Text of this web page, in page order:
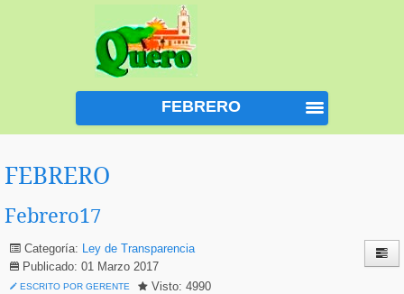
FEBRERO
FEBRERO
Febrero17
Categoría: Ley de Transparencia
Publicado: 01 Marzo 2017
ESCRITO POR GERENTE Visto: 4990